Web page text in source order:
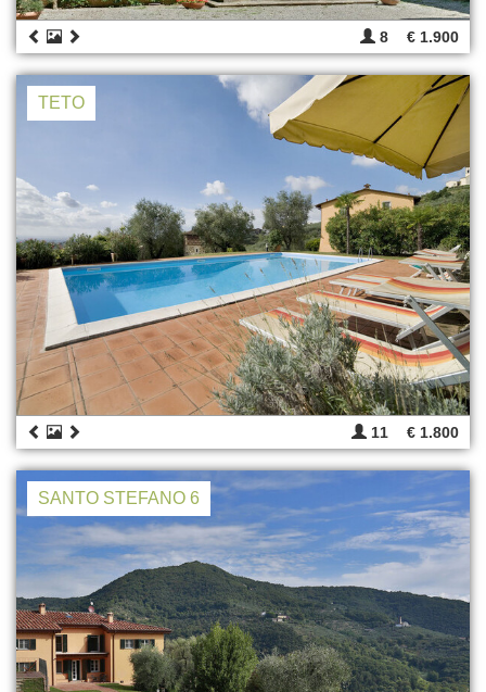
8 € 1.900
TETO
11 € 1.800
SANTO STEFANO 6